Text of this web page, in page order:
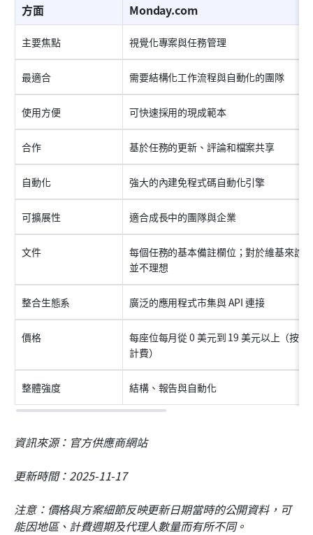
方面 Monday.com
主要焦點 視覺化專案與任務管理
最適合 需要結構化工作流程與自動化的團隊
使用方便 可快速採用的現成範本
合作 基於任務的更新、評論和檔案共享
自動化 強大的內建免程式碼自動化引擎
可擴展性 適合成長中的團隊與企業
文件
每個任務的基本備註欄位；對於維基來說
並不理想
整合生態系 廣泛的應用程式市集與 API 連接
價格
每座位每月從 0 美元到 19 美元以上（按年
計費）
整體強度 結構、報告與自動化
資訊來源：官方供應商網站
更新時間：2025-11-17
注意：價格與方案細節反映更新日期當時的公開資料，可
能因地區、計費週期及代理人數量而有所不同。